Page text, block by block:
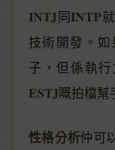
INTJ同INTP
技術開發。如
子，但係執
ESTJ嘅拍檔幫
性格分析仲可